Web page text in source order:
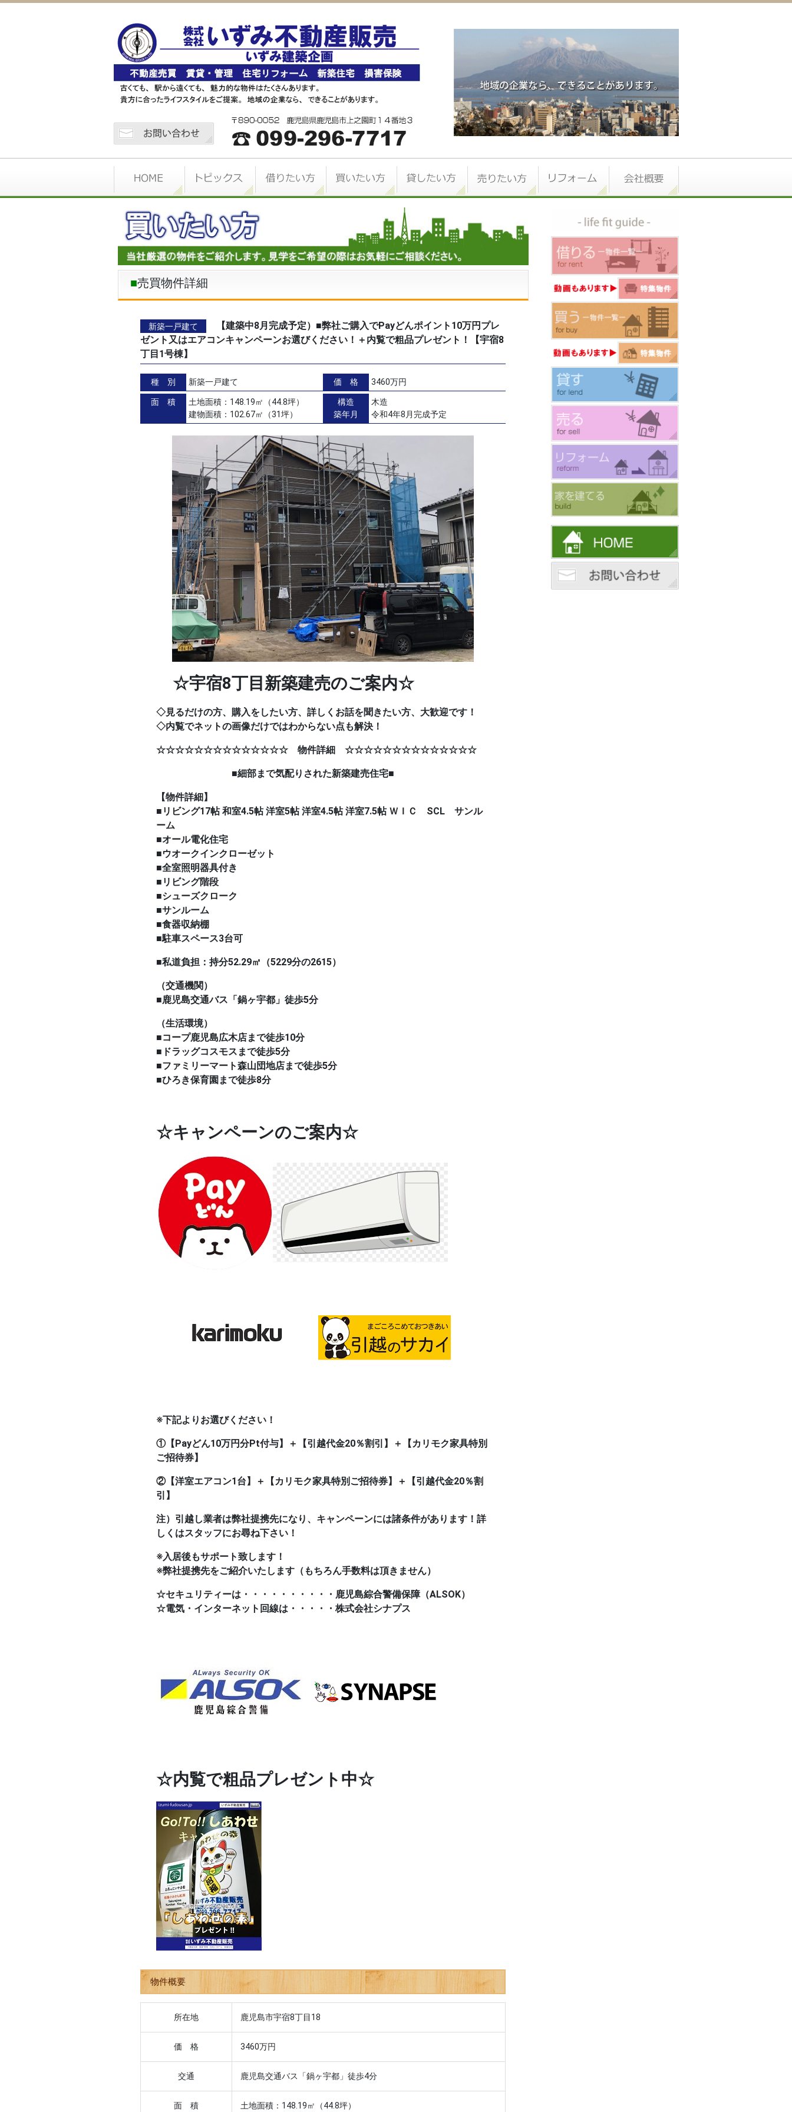
売買物件詳細
新築一戸建て
【建築中8月完成予定）■弊社ご購入でPayどんポイント10万円プレ
ゼント又はエアコンキャンペーンお選びください！＋内覧で粗品プレゼント！【宇宿8
丁目1号棟】
種 別 新築一戸建て 価 格 3460万円
面 積
土地面積：148.19㎡（44.8坪）
建物面積：102.67㎡（31坪）
構造
築年月
木造
令和4年8月完成予定
☆宇宿8丁目新築建売のご案内☆
◇見るだけの方、購入をしたい方、詳しくお話を聞きたい方、大歓迎です！
◇内覧でネットの画像だけではわからない点も解決！
☆☆☆☆☆☆☆☆☆☆☆☆☆☆ 物件詳細 ☆☆☆☆☆☆☆☆☆☆☆☆☆☆
■細部まで気配りされた新築建売住宅■
【物件詳細】
■リビング17帖 和室4.5帖 洋室5帖 洋室4.5帖 洋室7.5帖 ＷＩＣ SCL サンル
ーム
■オール電化住宅
■ウオークインクローゼット
■全室照明器具付き
■リビング階段
■シューズクローク
■サンルーム
■食器収納棚
■駐車スペース3台可
■私道負担：持分52.29㎡（5229分の2615）
（交通機関）
■鹿児島交通バス「鍋ヶ宇都」徒歩5分
（生活環境）
■コープ鹿児島広木店まで徒歩10分
■ドラッグコスモスまで徒歩5分
■ファミリーマート森山団地店まで徒歩5分
■ひろき保育園まで徒歩8分
☆キャンペーンのご案内☆
※下記よりお選びください！
①【Payどん10万円分Pt付与】＋【引越代金20％割引】＋【カリモク家具特別
ご招待券】
②【洋室エアコン1台】＋【カリモク家具特別ご招待券】＋【引越代金20％割
引】
注）引越し業者は弊社提携先になり、キャンペーンには諸条件があります！詳
しくはスタッフにお尋ね下さい！
※入居後もサポート致します！
※弊社提携先をご紹介いたします（もちろん手数料は頂きません）
☆セキュリティーは・・・・・・・・・・鹿児島綜合警備保障（ALSOK）
☆電気・インターネット回線は・・・・・株式会社シナプス
☆内覧で粗品プレゼント中☆
物件概要
所在地 鹿児島市宇宿8丁目18
価 格 3460万円
交通 鹿児島交通バス「鍋ヶ宇都」徒歩4分
面 積 土地面積：148.19㎡（44.8坪）